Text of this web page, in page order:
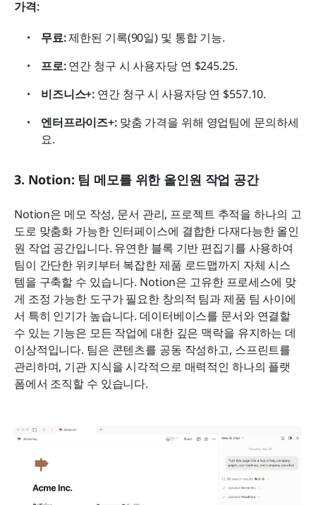
가격:
무료: 제한된 기록(90일) 및 통합 기능.
프로: 연간 청구 시 사용자당 연 $245.25.
비즈니스+: 연간 청구 시 사용자당 연 $557.10.
엔터프라이즈+: 맞춤 가격을 위해 영업팀에 문의하세
요.
3. Notion: 팀 메모를 위한 올인원 작업 공간
Notion은 메모 작성, 문서 관리, 프로젝트 추적을 하나의 고
도로 맞춤화 가능한 인터페이스에 결합한 다재다능한 올인
원 작업 공간입니다. 유연한 블록 기반 편집기를 사용하여
팀이 간단한 위키부터 복잡한 제품 로드맵까지 자체 시스
템을 구축할 수 있습니다. Notion은 고유한 프로세스에 맞
게 조정 가능한 도구가 필요한 창의적 팀과 제품 팀 사이에
서 특히 인기가 높습니다. 데이터베이스를 문서와 연결할
수 있는 기능은 모든 작업에 대한 깊은 맥락을 유지하는 데
이상적입니다. 팀은 콘텐츠를 공동 작성하고, 스프린트를
관리하며, 기관 지식을 시각적으로 매력적인 하나의 플랫
폼에서 조직할 수 있습니다.